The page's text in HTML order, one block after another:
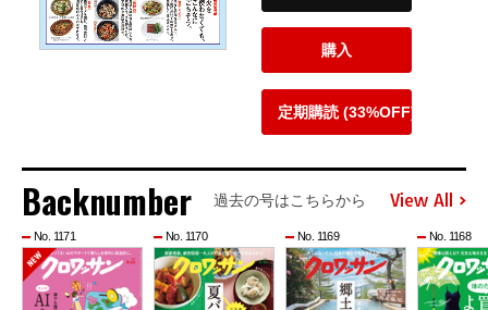
購入
定期購読 (33%OFF)
Backnumber 過去の号はこちらから View All
No. 1171 No. 1170 No. 1169 No. 1168